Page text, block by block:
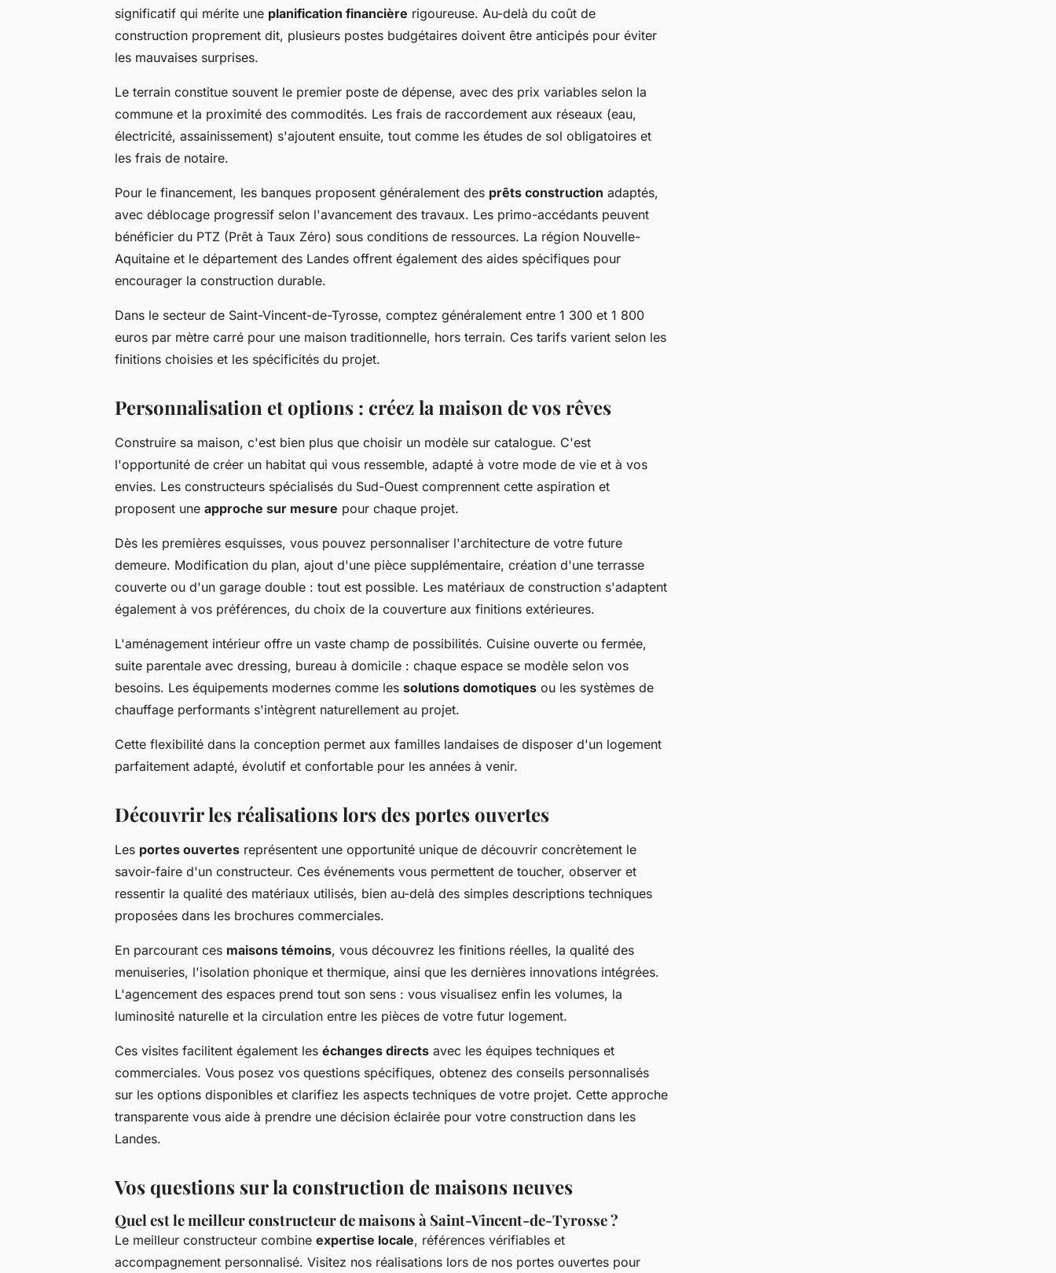
significatif qui mérite une planification financière rigoureuse. Au-delà du coût de
construction proprement dit, plusieurs postes budgétaires doivent être anticipés pour éviter
les mauvaises surprises.
Le terrain constitue souvent le premier poste de dépense, avec des prix variables selon la
commune et la proximité des commodités. Les frais de raccordement aux réseaux (eau,
électricité, assainissement) s'ajoutent ensuite, tout comme les études de sol obligatoires et
les frais de notaire.
Pour le financement, les banques proposent généralement des prêts construction adaptés,
avec déblocage progressif selon l'avancement des travaux. Les primo-accédants peuvent
bénéficier du PTZ (Prêt à Taux Zéro) sous conditions de ressources. La région Nouvelle-
Aquitaine et le département des Landes offrent également des aides spécifiques pour
encourager la construction durable.
Dans le secteur de Saint-Vincent-de-Tyrosse, comptez généralement entre 1 300 et 1 800
euros par mètre carré pour une maison traditionnelle, hors terrain. Ces tarifs varient selon les
finitions choisies et les spécificités du projet.
Personnalisation et options : créez la maison de vos rêves
Construire sa maison, c'est bien plus que choisir un modèle sur catalogue. C'est
l'opportunité de créer un habitat qui vous ressemble, adapté à votre mode de vie et à vos
envies. Les constructeurs spécialisés du Sud-Ouest comprennent cette aspiration et
proposent une approche sur mesure pour chaque projet.
Dès les premières esquisses, vous pouvez personnaliser l'architecture de votre future
demeure. Modification du plan, ajout d'une pièce supplémentaire, création d'une terrasse
couverte ou d'un garage double : tout est possible. Les matériaux de construction s'adaptent
également à vos préférences, du choix de la couverture aux finitions extérieures.
L'aménagement intérieur offre un vaste champ de possibilités. Cuisine ouverte ou fermée,
suite parentale avec dressing, bureau à domicile : chaque espace se modèle selon vos
besoins. Les équipements modernes comme les solutions domotiques ou les systèmes de
chauffage performants s'intègrent naturellement au projet.
Cette flexibilité dans la conception permet aux familles landaises de disposer d'un logement
parfaitement adapté, évolutif et confortable pour les années à venir.
Découvrir les réalisations lors des portes ouvertes
Les portes ouvertes représentent une opportunité unique de découvrir concrètement le
savoir-faire d'un constructeur. Ces événements vous permettent de toucher, observer et
ressentir la qualité des matériaux utilisés, bien au-delà des simples descriptions techniques
proposées dans les brochures commerciales.
En parcourant ces maisons témoins, vous découvrez les finitions réelles, la qualité des
menuiseries, l'isolation phonique et thermique, ainsi que les dernières innovations intégrées.
L'agencement des espaces prend tout son sens : vous visualisez enfin les volumes, la
luminosité naturelle et la circulation entre les pièces de votre futur logement.
Ces visites facilitent également les échanges directs avec les équipes techniques et
commerciales. Vous posez vos questions spécifiques, obtenez des conseils personnalisés
sur les options disponibles et clarifiez les aspects techniques de votre projet. Cette approche
transparente vous aide à prendre une décision éclairée pour votre construction dans les
Landes.
Vos questions sur la construction de maisons neuves
Quel est le meilleur constructeur de maisons à Saint-Vincent-de-Tyrosse ?
Le meilleur constructeur combine expertise locale, références vérifiables et
accompagnement personnalisé. Visitez nos réalisations lors de nos portes ouvertes pour